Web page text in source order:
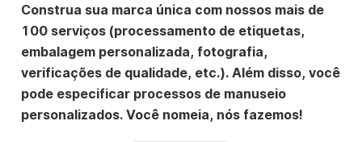
Construa sua marca única com nossos mais de
100 serviços (processamento de etiquetas,
embalagem personalizada, fotografia,
verificações de qualidade, etc.). Além disso, você
pode especificar processos de manuseio
personalizados. Você nomeia, nós fazemos!